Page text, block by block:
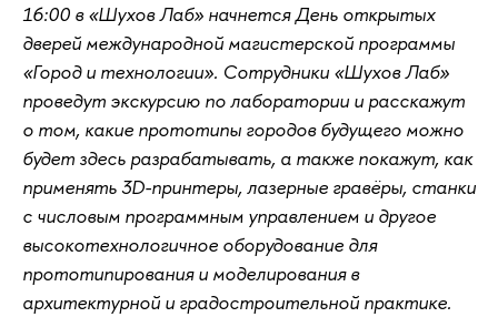
16:00 в «Шухов Лаб» начнется День открытых
дверей международной магистерской программы
«Город и технологии». Сотрудники «Шухов Лаб»
проведут экскурсию по лаборатории и расскажут
о том, какие прототипы городов будущего можно
будет здесь разрабатывать, а также покажут, как
применять 3D-принтеры, лазерные гравёры, станки
с числовым программным управлением и другое
высокотехнологичное оборудование для
прототипирования и моделирования в
архитектурной и градостроительной практике.